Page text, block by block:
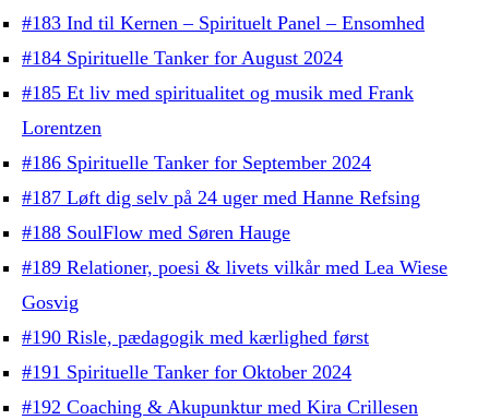
#183 Ind til Kernen – Spirituelt Panel – Ensomhed
#184 Spirituelle Tanker for August 2024
#185 Et liv med spiritualitet og musik med Frank
Lorentzen
#186 Spirituelle Tanker for September 2024
#187 Løft dig selv på 24 uger med Hanne Refsing
#188 SoulFlow med Søren Hauge
#189 Relationer, poesi & livets vilkår med Lea Wiese
Gosvig
#190 Risle, pædagogik med kærlighed først
#191 Spirituelle Tanker for Oktober 2024
#192 Coaching & Akupunktur med Kira Crillesen